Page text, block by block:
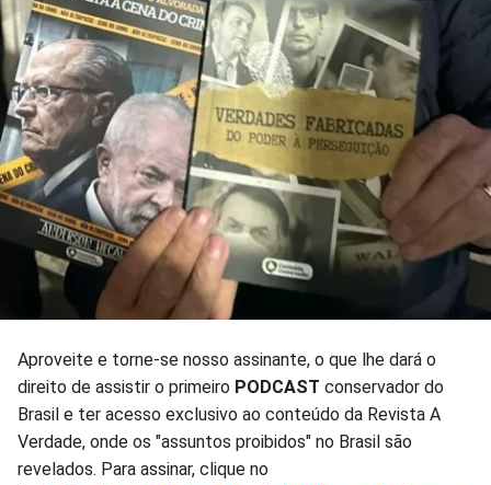
Aproveite e torne-se nosso assinante, o que lhe dará o
direito de assistir o primeiro PODCAST conservador do
Brasil e ter acesso exclusivo ao conteúdo da Revista A
Verdade, onde os "assuntos proibidos" no Brasil são
revelados. Para assinar, clique no